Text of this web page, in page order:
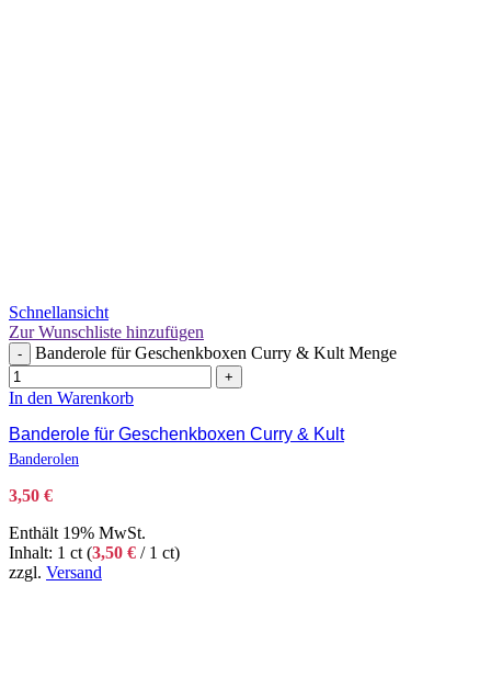
Schnellansicht
Zur Wunschliste hinzufügen
- Banderole für Geschenkboxen Curry & Kult Menge
+
In den Warenkorb
Banderole für Geschenkboxen Curry & Kult
Banderolen
3,50 €
Enthält 19% MwSt.
Inhalt: 1 ct (3,50 € / 1 ct)
zzgl. Versand